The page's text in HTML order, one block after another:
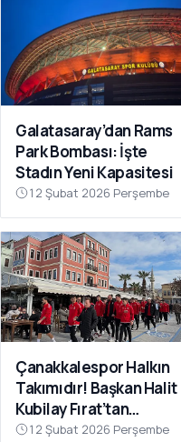
Galatasaray’dan Rams
Park Bombası: İşte
Stadın Yeni Kapasitesi
12 Şubat 2026 Perşembe
Çanakkalespor Halkın
Takımıdır! Başkan Halit
Kubilay Fırat’tan
Anlamlı Buluşma
12 Şubat 2026 Perşembe